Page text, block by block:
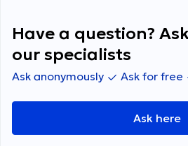
Have a question?
our specialists
Ask anonymously Ask for free
Ask here